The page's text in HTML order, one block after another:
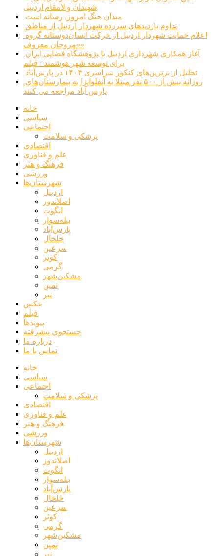
شهیدان والامقام اردبیل
میدان جنگ امروز، رسانه است
تداوم بازدیدهای سرزده شهردار اردبیل از مناطق
«مروجان معروف»
برای توسعه شهر هوشمند+ فیلم
پارس آباد مراجعه می کنند
خانه
سیاسی
اجتماعی
پزشکی و سلامت
اقتصادی
علم و فناوری
فرهنگ و هنر
ورزشی
شهرستان‌ها
اردبیل
اصلاندوز
انگوت
بیله‌سوار
پارس‌آباد
خلخال
سرعین
کوثر
گرمی
مشکین‌شهر
نمین
نیر
عکس
فیلم
پیوندها
جستجوی پیشرفته
درباره ما
تماس با ما
خانه
سیاسی
اجتماعی
پزشکی و سلامت
اقتصادی
علم و فناوری
فرهنگ و هنر
ورزشی
شهرستان‌ها
اردبیل
اصلاندوز
انگوت
بیله‌سوار
پارس‌آباد
خلخال
سرعین
کوثر
گرمی
مشکین‌شهر
نمین
نیر